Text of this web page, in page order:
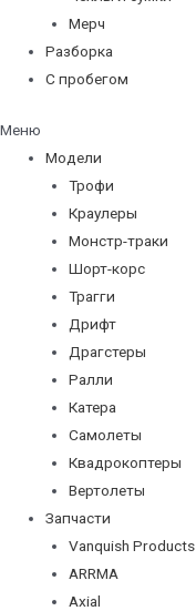
Мерч
Разборка
С пробегом
Меню
Модели
Трофи
Краулеры
Монстр-траки
Шорт-корс
Трагги
Дрифт
Драгстеры
Ралли
Катера
Самолеты
Квадрокоптеры
Вертолеты
Запчасти
Vanquish Products
ARRMA
Axial